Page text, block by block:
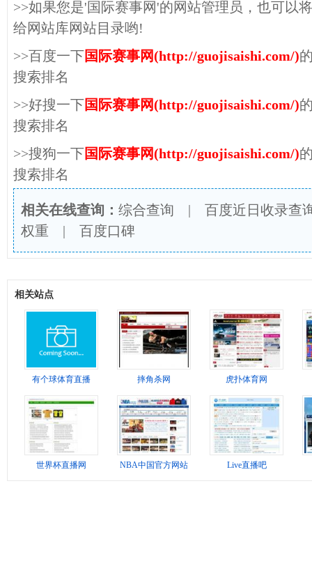
>>如果您是'国际赛事网'的网站管理员，也可以
给网站库网站目录哟!
>>百度一下国际赛事网(http://guojisaishi.com/)
搜索排名
>>好搜一下国际赛事网(http://guojisaishi.com/)
搜索排名
>>搜狗一下国际赛事网(http://guojisaishi.com/)
搜索排名
相关在线查询： 综合查询 | 百度近日收录查
权重 | 百度口碑
相关站点
有个球体育直播 摔角杀网 虎扑体育网
世界杯直播网 NBA中国官方网站 Live直播吧